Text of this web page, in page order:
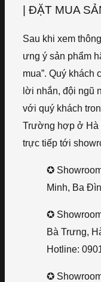
| ĐẶT MUA
Sau khi xem
ưng ý sản phẩm
mua”. Quý khách
lời nhắn, đội ngũ
với quý khách
Trường hợp ở Hà
trực tiếp tới
✪
Minh, Ba
✪
Bà Trưng,
Hotline:
✪